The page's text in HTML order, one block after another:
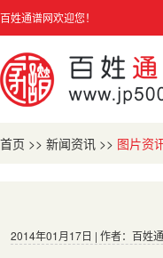
百姓通谱网欢迎您！
首页 >> 新闻资讯 >> 图片资
2014年01月17日 | 作者：百姓